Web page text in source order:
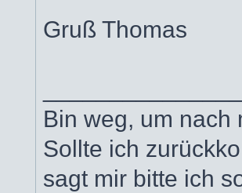
Gruß Thomas
Bin weg, um nach
Sollte ich
sagt mir bitte ich